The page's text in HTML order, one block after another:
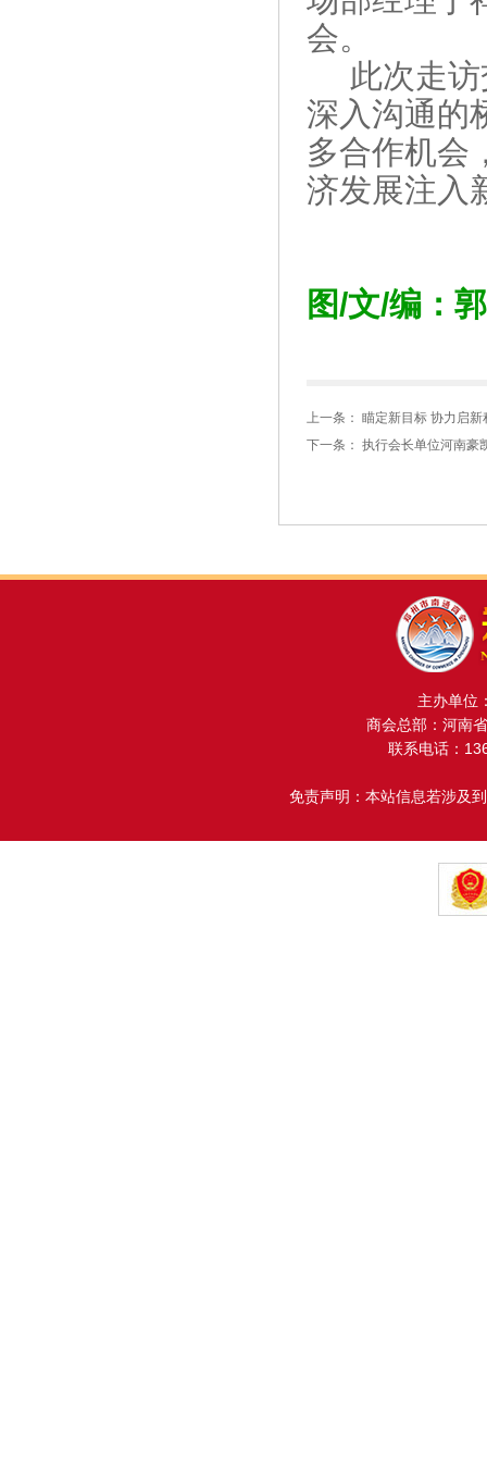
会。
此次走访
深入沟通的
多合作机会
济发展注入
图/文/编：
上一条： 瞄定新目标 协力启
下一条： 执行会长单位河南豪
主办单位
商会总部：河南
联系电话：
免责声明：本站信息若涉及